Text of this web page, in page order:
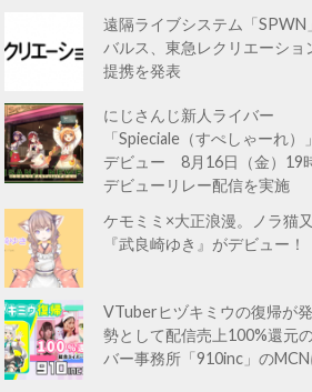
遠隔ライブシステム「SPWN
バルス、東急レクリエーショ
提携を発表
にじさんじ新人ライバー
「Spieciale（すぺしゃーれ）
デビュー 8月16日（金）19
デビューリレー配信を実施
ケモミミ×大正浪漫。ノラ猫
『武良崎ゆき』がデビュー！
VTuberヒヅキミウの復帰が
勢として配信売上100%還元
バー事務所「910inc」の